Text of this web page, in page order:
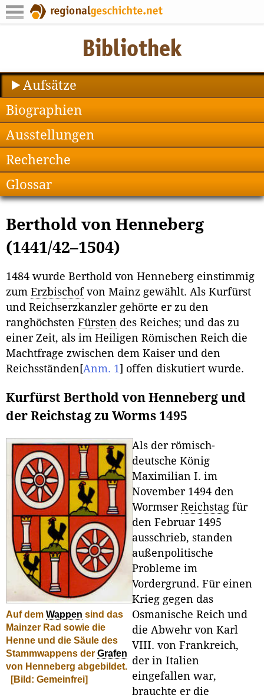
Aufsätze
Biographien
Ausstellungen
Recherche
Glossar
Berthold von Henneberg
(1441/42–1504)
1484 wurde Berthold von Henneberg einstimmig
zum Erzbischofvon Mainz gewählt. Als Kurfürst
und Reichserzkanzler gehörte er zu den
ranghöchsten Fürsten des Reiches; und das zu
einer Zeit, als im Heiligen Römischen Reich die
Machtfrage zwischen dem Kaiser und den
Reichsständen [Anm. 1] offen diskutiert wurde.
Kurfürst Berthold von Henneberg und
der Reichstag zu Worms 1495
Auf dem Wappen sind das
Mainzer Rad sowie die
Henne und die Säule des
Stammwappens der Grafen
von Henneberg abgebildet.
[Bild: Gemeinfrei]
Als der römisch-
deutsche König
Maximilian I. im
November 1494 den
Wormser Reichstag für
den Februar 1495
ausschrieb, standen
außenpolitische
Probleme im
Vordergrund. Für einen
Krieg gegen das
Osmanische Reich und
die Abwehr von Karl
VIII. von Frankreich,
der in Italien
eingefallen war,
brauchte er die